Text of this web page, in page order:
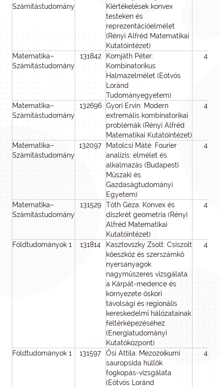
Számítástudomány
Kiértékelések konvex
testeken és
reprezentációelmélet
(Rényi Alfréd Matematikai
Kutatóintézet)
Matematika–
Számítástudomány
131842
Komjáth Péter:
Kombinatorikus
Halmazelmélet (Eötvös
Loránd
Tudományegyetem)
48
Matematika–
Számítástudomány
132696 Gyori Ervin: Modern
extremális kombinatorikai
problémák (Rényi Alfréd
Matematikai Kutatóintézet)
48
Matematika–
Számítástudomány
132097
Matolcsi Máté: Fourier
analízis: elmélet és
alkalmazás (Budapesti
Műszaki és
Gazdaságtudományi
Egyetem)
48
Matematika–
Számítástudomány
131529
Tóth Géza: Konvex és
diszkrét geometria (Rényi
Alfréd Matematikai
Kutatóintézet)
48
Földtudományok 1 131814
Kasztovszky Zsolt: Csiszolt
kőeszköz és szerszámkő
nyersanyagok
nagyműszeres vizsgálata
a Kárpát-medence és
környezete őskori
távolsági és regionális
kereskedelmi hálózatainak
feltérképezéséhez
(Energiatudományi
Kutatóközpont)
48
Földtudományok 1 131597
Ősi Attila: Mezozoikumi
sauropsida hüllők
fogkopás-vizsgálata
(Eötvös Loránd
48